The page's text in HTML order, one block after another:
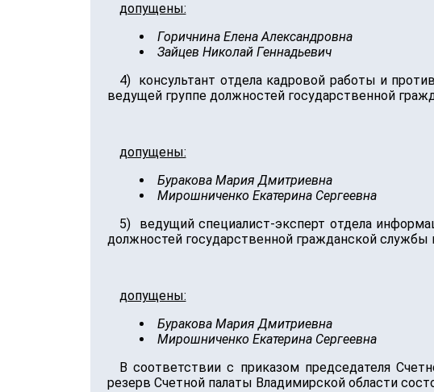
допущены:
Горичнина Елена Александровна
Зайцев Николай Геннадьевич
4) консультант отдела кадровой работы и
ведущей группе должностей государственной
допущены:
Буракова Мария Дмитриевна
Мирошниченко Екатерина Сергеевна
5) ведущий специалист-эксперт отдела
должностей государственной гражданской службы
допущены:
Буракова Мария Дмитриевна
Мирошниченко Екатерина Сергеевна
В соответствии с приказом председателя
резерв Счетной палаты Владимирской области